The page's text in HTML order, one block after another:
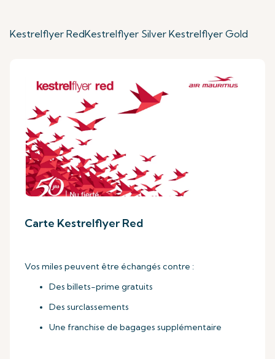
Kestrelflyer RedKestrelflyer Silver Kestrelflyer Gold
Carte Kestrelflyer Red
Vos miles peuvent être échangés contre :
Des billets-prime gratuits
Des surclassements
Une franchise de bagages supplémentaire